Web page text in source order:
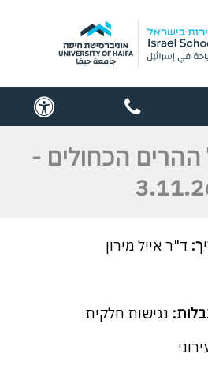
contact
us
הכחולים -
ד"ר אייל מירון
נגישות חלקית